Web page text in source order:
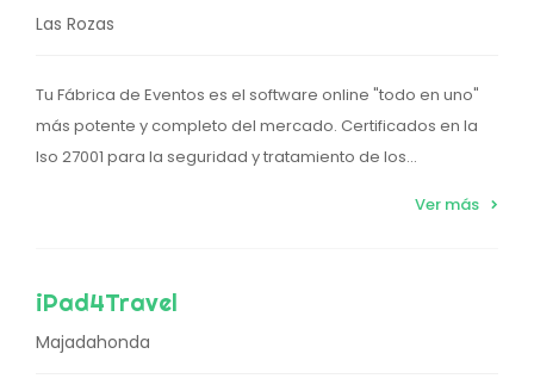
Las Rozas
Tu Fábrica de Eventos es el software online "todo en uno"
más potente y completo del mercado. Certificados en la
Iso 27001 para la seguridad y tratamiento de los...
Ver más
iPad4Travel
Majadahonda